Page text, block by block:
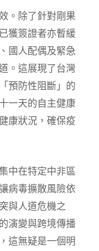
。除了針對剛果
獲簽證者亦暫緩
國人配偶及緊急
。這展現了台灣
預防性阻斷」的
一天的自主健康
康狀況，確保疫
中在特定中非區
病毒擴散風險依
與人道危機之
演變與跨境傳播
這無疑是一個明